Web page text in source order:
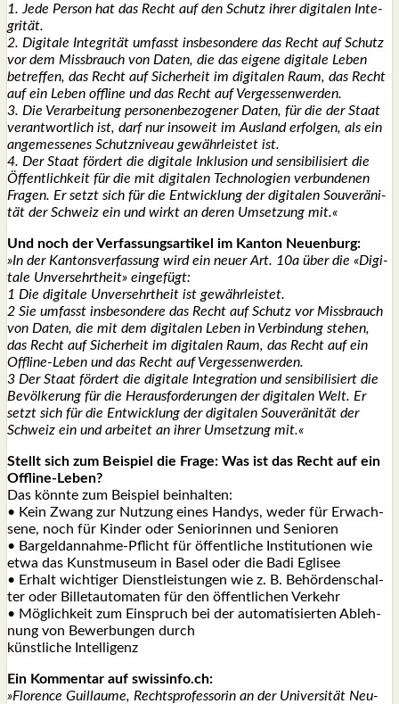
1. Jede Per­son hat das Recht auf den Schutz ihrer digi­ta­len Inte­
gri­tät.
2. Digi­ta­le Inte­gri­tät umfasst ins­be­son­de­re das Recht auf Schutz
vor dem Miss­brauch von Daten, die das eige­ne digi­ta­le Leben
betref­fen, das Recht auf Sicher­heit im digi­ta­len Raum, das Recht
auf ein Leben off­line und das Recht auf Ver­ges­sen­wer­den.
3. Die Ver­ar­bei­tung per­so­nen­be­zo­ge­ner Daten, für die der Staat
ver­ant­wort­lich ist, darf nur inso­weit im Aus­land erfol­gen, als ein
ange­mes­se­nes Schutz­ni­veau gewähr­leis­tet ist.
4. Der Staat för­dert die digi­ta­le Inklu­si­on und sen­si­bi­li­siert die
Öffent­lich­keit für die mit digi­ta­len Tech­no­lo­gien ver­bun­de­nen
Fra­gen. Er setzt sich für die Ent­wick­lung der digi­ta­len Sou­ve­rä­ni­
tät der Schweiz ein und wirkt an deren Umset­zung mit.«
Und noch der Ver­fas­sungs­ar­ti­kel im Kan­ton Neu­en­burg:
»In der Kan­tons­ver­fas­sung wird ein neu­er Art. 10a über die «Digi­
ta­le Unver­sehrt­heit» ein­ge­fügt:
1 Die digi­ta­le Unver­sehrt­heit ist gewähr­leis­tet.
2 Sie umfasst ins­be­son­de­re das Recht auf Schutz vor Miss­brauch
von Daten, die mit dem digi­ta­len Leben in Ver­bin­dung ste­hen,
das Recht auf Sicher­heit im digi­ta­len Raum, das Recht auf ein
Off­line-Leben und das Recht auf Ver­ges­sen­wer­den.
3 Der Staat för­dert die digi­ta­le Inte­gra­ti­on und sen­si­bi­li­siert die
Bevöl­ke­rung für die Her­aus­for­de­run­gen der digi­ta­len Welt. Er
setzt sich für die Ent­wick­lung der digi­ta­len Sou­ve­rä­ni­tät der
Schweiz ein und arbei­tet an ihrer Umset­zung mit.«
Stellt sich zum Bei­spiel die Fra­ge: Was ist das Recht auf ein
Off­line-Leben?
Das könn­te zum Bei­spiel beinhal­ten:
• Kein Zwang zur Nut­zung eines Han­dys, weder für Erwach­
se­ne, noch für Kin­der oder Senio­rin­nen und Senio­ren
• Bar­geld­an­nah­me-Pflicht für öffent­li­che Insti­tu­tio­nen wie
etwa das Kunst­mu­se­um in Basel oder die Badi Egli­see
• Erhalt wich­ti­ger Dienst­leis­tun­gen wie z. B. Behör­den­schal­
ter oder Bil­le­t­au­to­ma­ten für den öffent­li­chen Ver­kehr
• Mög­lich­keit zum Ein­spruch bei der auto­ma­ti­sier­ten Ableh­
nung von Bewer­bun­gen durch
künst­li­che Intel­li­genz
Ein Kom­men­tar auf swissinfo.ch:
»Flo­rence Guil­laume, Rechts­pro­fes­so­rin an der Uni­ver­si­tät Neu­